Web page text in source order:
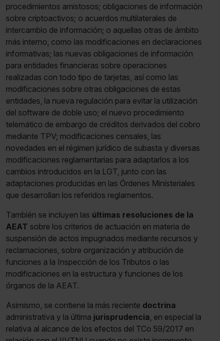
procedimientos amistosos; obligaciones de información
sobre criptoactivos; o acuerdos multilaterales de
intercambio de información; o aquellas otras de ámbito
más interno, como las modificaciones en declaraciones
informativas; las nuevas obligaciones de información
para entidades financieras sobre operaciones
realizadas con todo tipo de tarjetas, así como las
modificaciones sobre otras obligaciones de estas
entidades, la nueva regulación para evitar la utilización
del software de doble uso; el nuevo procedimiento
telemático de embargo de créditos derivados del cobro
mediante TPV; modificaciones censales, las
novedades en el régimen jurídico de subasta y diversas
modificaciones reglamentarias para adaptarlos a los
cambios introducidos en la LGT, junto con las
adaptaciones producidas en las Órdenes Ministeriales
que desarrollan los referidos reglamentos.
También se incluyen las últimas resoluciones de la
AEAT sobre los criterios de actuación en materia de
suspensión de actos impugnados mediante recursos y
reclamaciones, sobre organización y atribución de
funciones a la Inspección de los Tributos o las
modificaciones en la estructura y funciones de los
órganos de la AEAT.
Asimismo, se contiene la más reciente doctrina
administrativa y la última jurisprudencia , en especial la
relativa al alcance de los efectos del TCo 59/2017 en